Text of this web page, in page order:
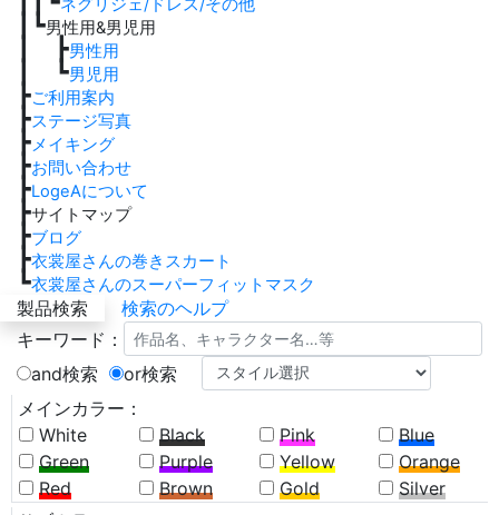
ネグリジェ/ドレス/その他
┃┗男性用&男児用
┃ ┣男性用
┃ ┗男児用
┣ご利用案内
┣ステージ写真
┣メイキング
┣お問い合わせ
┣LogeAについて
┣サイトマップ
┣ブログ
┣衣裳屋さんの巻きスカート
┗衣裳屋さんのスーパーフィットマスク
製品検索
検索のヘルプ
キーワード：
and検索
or検索
メインカラー：
White
Black Pink
Blue
Green
Purple Yellow
Orange
Red
Brown Gold
Silver